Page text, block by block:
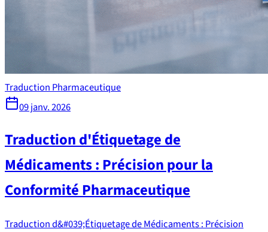
Traduction Pharmaceutique
09 janv. 2026
Traduction d'Étiquetage de
Médicaments : Précision pour la
Conformité Pharmaceutique
Traduction d&#039;Étiquetage de Médicaments : Précision